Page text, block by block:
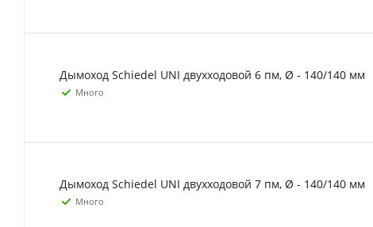
Дымоход Schiedel UNI двухходовой 6 пм, Ø - 140/140 мм
Много
Дымоход Schiedel UNI двухходовой 7 пм, Ø - 140/140 мм
Много